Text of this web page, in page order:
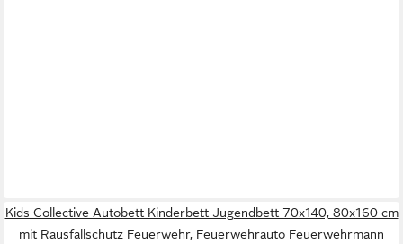
Kids Collective Autobett Kinderbett Jugendbett 70x140, 80x160 cm
mit Rausfallschutz Feuerwehr, Feuerwehrauto Feuerwehrmann